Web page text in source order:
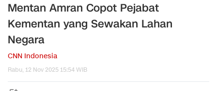
Mentan Amran Copot Pejabat
Kementan yang Sewakan Lahan
Negara
CNN Indonesia
Rabu, 12 Nov 2025 15:54 WIB